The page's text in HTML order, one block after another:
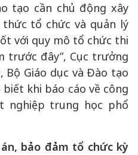
tạo cần chủ động xây
tổ chức và quản lý
với quy mô tổ chức thi
trước đây”, Cục trưởng
Bộ Giáo dục và Đào tạo
khi báo cáo về công
nghiệp trung học phổ
bảo đảm tổ chức kỳ